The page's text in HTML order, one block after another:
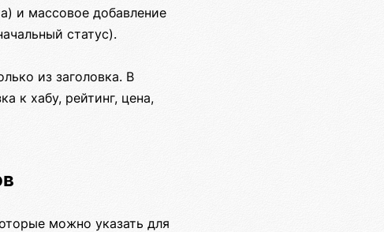
и массовое добавление
статус).
из заголовка. В
к хабу, рейтинг, цена,
можно указать для